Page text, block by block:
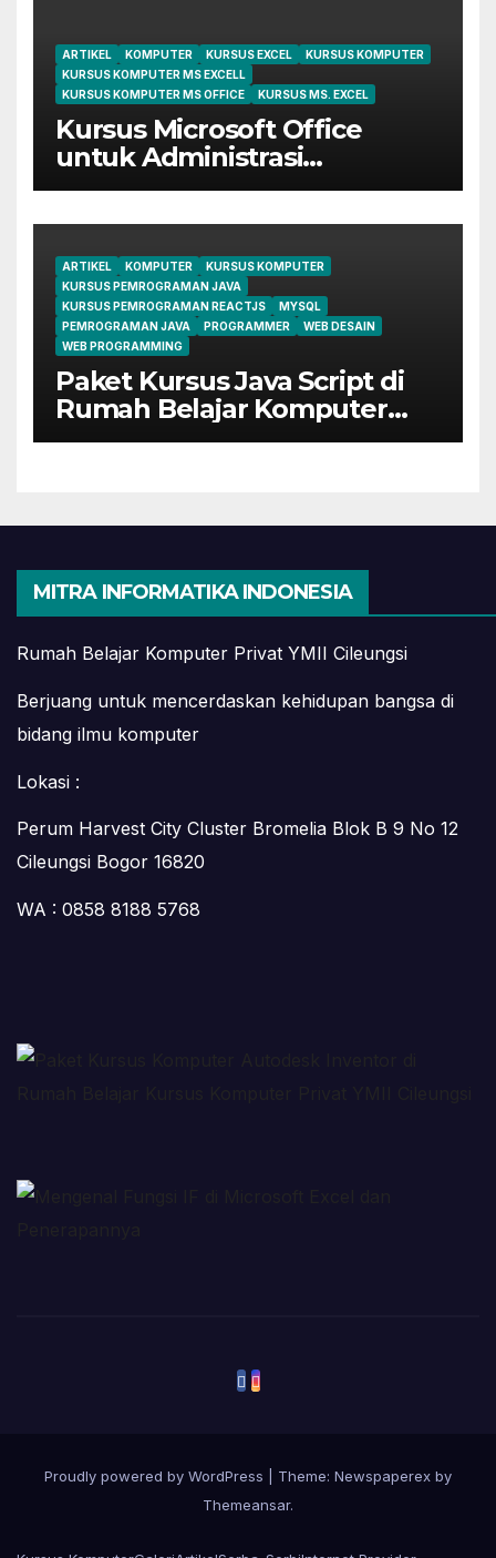
ARTIKEL KOMPUTER KURSUS EXCEL
KURSUS KOMPUTER
KURSUS KOMPUTER MS EXCELL
KURSUS KOMPUTER MS OFFICE
KURSUS MS. EXCEL
Kursus Microsoft Office
untuk Administrasi
Perkantoran di Cileungsi
ARTIKEL KOMPUTER
KURSUS KOMPUTER
KURSUS PEMROGRAMAN JAVA
KURSUS PEMROGRAMAN REACTJS
MYSQL
PEMROGRAMAN JAVA
PROGRAMMER
WEB DESAIN
WEB PROGRAMMING
Paket Kursus Java Script di
Rumah Belajar Komputer
YMII Cileungsi
MITRA INFORMATIKA INDONESIA
Rumah Belajar Komputer Privat YMII Cileungsi
Berjuang untuk mencerdaskan kehidupan bangsa di
bidang ilmu komputer
Lokasi :
Perum Harvest City Cluster Bromelia Blok B 9 No 12
Cileungsi Bogor 16820
WA : 0858 8188 5768
Proudly powered by WordPress
Theme: Newspaperex by
Themeansar.